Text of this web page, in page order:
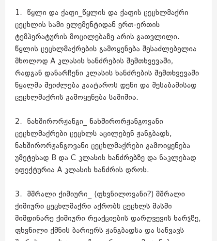
1. წყლი და ქაფი_წყლის და ქაფის ცეცხლმაქრი
ცეცხლის სამი ელემენტიდან ერთ-ერთის
ტემპერატურის მოცილებაზე არის გათვლილი.
წყლის ცეცხლმაქრების გამოყენება შესაძლებელია
მხოლოდ A კლასის ხანძრების შემთხვევაში,
რადგან დანარჩენი კლასის ხანძრების შემთხვევაში
წყალმა შეიძლება გაატაროს დენი და შესაბამისად
ცეცხლმაქრის გამოყენება საშიშია.
2. ნახშირორჟანგი_ ნახშირორჟანგოვანი
ცეცხლმაქრები ცეცხლს აცილებენ ჟანგბადს,
ნახშირორჟანგოვანი ცეცხლმაქრები გამოიყენება
უმეტესად B და C კლასის ხანძრებზე და ნაკლებად
ეფექტურია A კლასის ხანძრის დროს.
3. მშრალი ქიმიური_ (ფხვნილოვანი?) მშრალი
ქიმიური ცეცხლმაქრი აქრობს ცეცხლს მასში
მიმდინარე ქიმიური რეაქციების დარღვევის ხარჯზე,
ფხვნილი ქმნის ბარიერს ჟანგბადსა და საწვავს